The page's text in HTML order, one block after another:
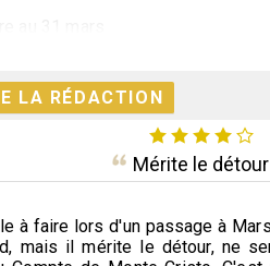
cas d'intempéries, le château d'If
1er janvier, 1er mai et 25
sur les îles du Frioul
visiteurs des grandes richesses.
et Pomègues
LA RÉDACTION
Mérite le détour
à faire lors d'un passage à
mais il mérite le détour, ne